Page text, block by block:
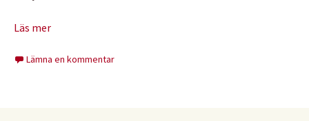
Läs mer
Lämna en kommentar